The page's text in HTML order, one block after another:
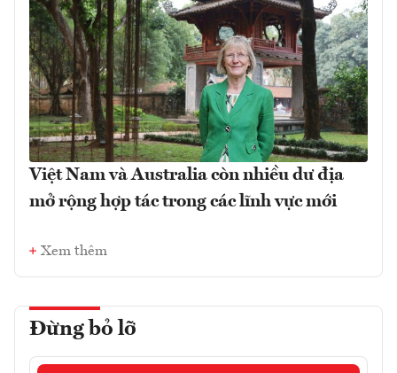
Việt Nam và Australia còn nhiều dư địa
mở rộng hợp tác trong các lĩnh vực mới
Xem thêm
Đừng bỏ lỡ